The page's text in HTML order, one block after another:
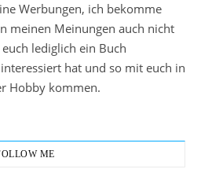
Werbungen, ich bekomme
meinen Meinungen auch nicht
lediglich ein Buch
hat und so mit euch in
Hobby kommen.
ME